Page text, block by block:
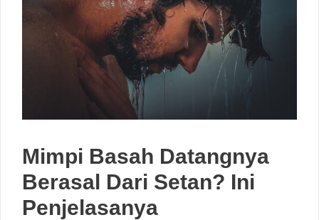
Mimpi Basah Datangnya
Berasal Dari Setan? Ini
Penjelasanya